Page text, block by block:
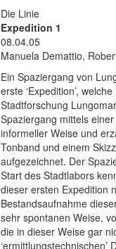
Die Linie
Expedition 1
08.04.05
Manuela Demattio,
Ein Spaziergang von
erste ‘Expedition’,
Stadtforschung
Spaziergang mittels
informeller Weise und
Tonband und einem
aufgezeichnet. Der
Start des Stadtlabors
dieser ersten Expedition
Bestandsaufnahme
sehr spontanen Weise,
die in dieser Weise gar